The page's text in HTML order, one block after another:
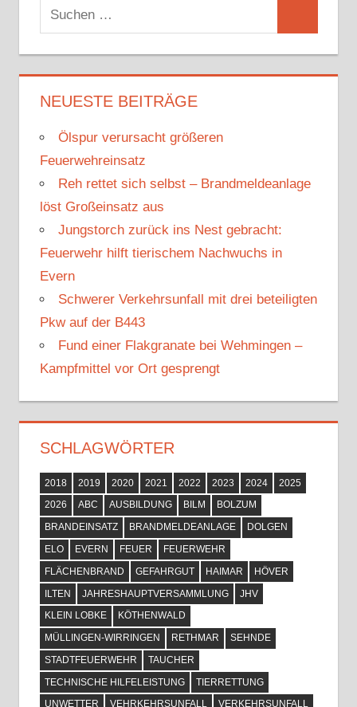
u
c
h
e
c
NEUESTE BEITRÄGE
Ölspur verursacht größeren
Feuerwehreinsatz
Reh rettet sich selbst – Brandmeldeanlage
löst Großeinsatz aus
Jungstorch zurück ins Nest gebracht:
Feuerwehr hilft tierischem Nachwuchs in
Evern
Schwerer Verkehrsunfall mit drei beteiligten
Pkw auf der B443
Fund einer Flakgranate bei Wehmingen –
Kampfmittel vor Ort gesprengt
SCHLAGWÖRTER
2018 2019 2020 2021 2022 2023 2024
2025
2026
ABC AUSBILDUNG BILM
BOLZUM
BRANDEINSATZ
BRANDMELDEANLAGE
DOLGEN
ELO
EVERN FEUER
FEUERWEHR
FLÄCHENBRAND
GEFAHRGUT HAIMAR
HÖVER
ILTEN
JAHRESHAUPTVERSAMMLUNG
JHV
KLEIN LOBKE
KÖTHENWALD
MÜLLINGEN-WIRRINGEN
RETHMAR
SEHNDE
STADTFEUERWEHR
TAUCHER
TECHNISCHE HILFELEISTUNG
TIERRETTUNG
UNWETTER
VEHRKEHRSUNFALL VERKEHRSUNFALL